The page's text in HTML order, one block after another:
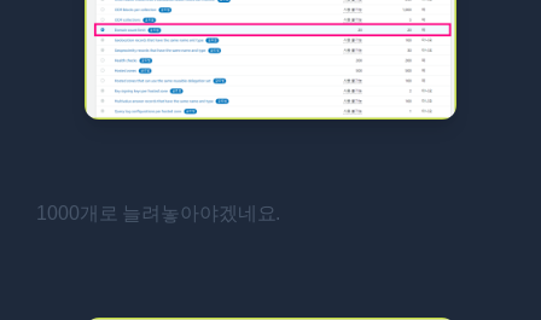
1000개로 늘려놓아야겠네요.